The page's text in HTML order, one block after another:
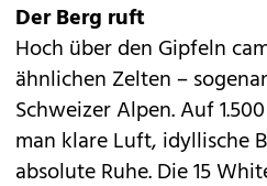
Der Berg ruft
Hoch über den Gipfeln
ähnlichen Zelten –
Schweizer Alpen. Auf
man klare Luft, idyllische
absolute Ruhe. Die 15